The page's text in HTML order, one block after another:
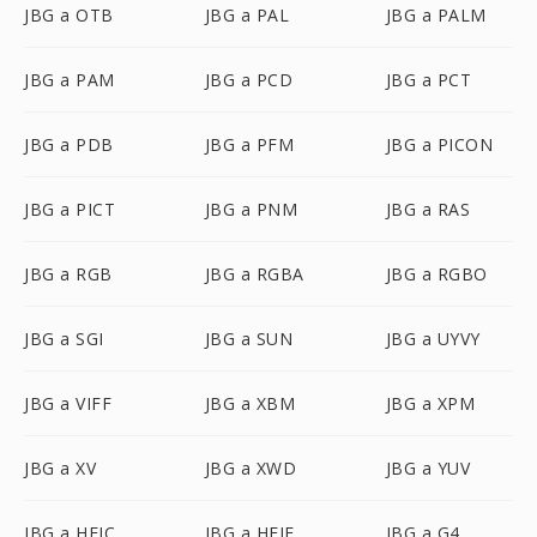
JBG a OTB JBG a PAL JBG a PALM
JBG a PAM JBG a PCD JBG a PCT
JBG a PDB JBG a PFM JBG a PICON
JBG a PICT JBG a PNM JBG a RAS
JBG a RGB JBG a RGBA JBG a RGBO
JBG a SGI JBG a SUN JBG a UYVY
JBG a VIFF JBG a XBM JBG a XPM
JBG a XV JBG a XWD JBG a YUV